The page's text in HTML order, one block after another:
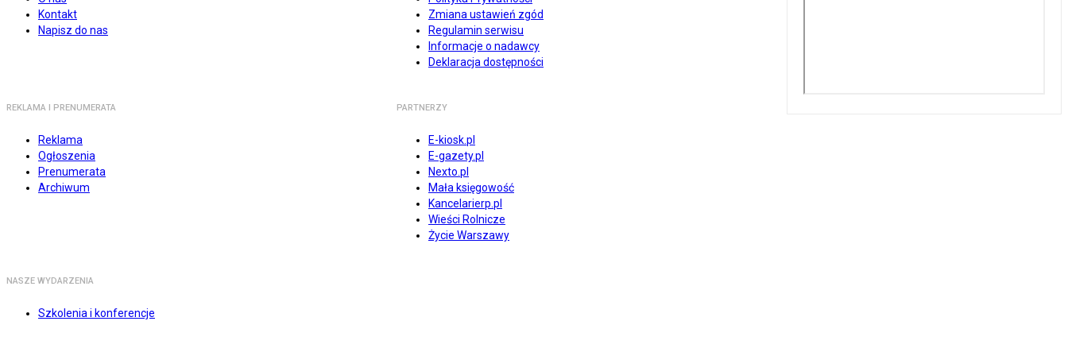
Kontakt
Napisz do nas
Zmiana ustawień zgód
Regulamin serwisu
Informacje o nadawcy
Deklaracja dostępności
REKLAMA I PRENUMERATA
Reklama
Ogłoszenia
Prenumerata
Archiwum
PARTNERZY
E-kiosk.pl
E-gazety.pl
Nexto.pl
Mała księgowość
Kancelarierp.pl
Wieści Rolnicze
Życie Warszawy
NASZE WYDARZENIA
Szkolenia i konferencje